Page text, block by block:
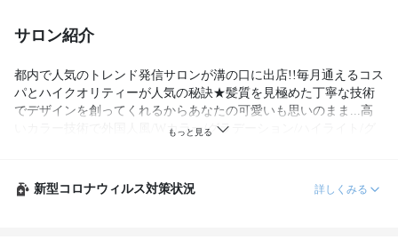
サロン紹介
都内で人気のトレンド発信サロンが溝の口に出店!!毎月通えるコス
パとハイクオリティーが人気の秘訣★髪質を見極めた丁寧な技術
でデザインを創ってくれるからあなたの可愛いも思いのまま...高
いカラー技術で外国人風/Wカラー/グラデーション/ハイライト/グ
新型コロナウィルス対策状況 詳しくみる